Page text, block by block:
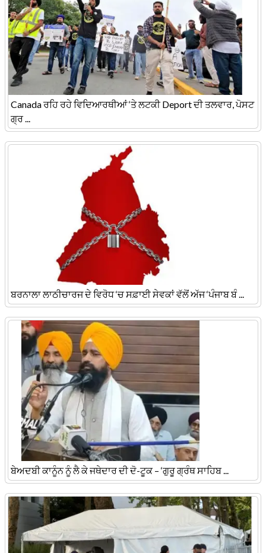
Canada ਰਹਿ ਰਹੇ ਵਿਦਿਆਰਥੀਆਂ ‘ਤੇ ਲਟਕੀ Deport ਦੀ ਤਲਵਾਰ, ਪੋਸਟ
ਗ੍ਰ ...
ਬਰਨਾਲਾ ਲਾਠੀਚਾਰਜ ਦੇ ਵਿਰੋਧ ‘ਚ ਸਫ਼ਾਈ ਸੇਵਕਾਂ ਵੱਲੋਂ ਅੱਜ ‘ਪੰਜਾਬ ਬੰ ...
ਬੇਅਦਬੀ ਕਾਨੂੰਨ ਨੂੰ ਲੈ ਕੇ ਜਥੇਦਾਰ ਦੀ ਦੋ-ਟੂਕ – ‘ਗੁਰੂ ਗ੍ਰੰਥ ਸਾਹਿਬ ...